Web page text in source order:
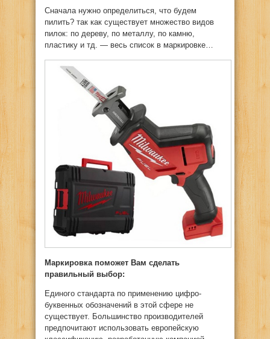
Сначала нужно определиться, что будем
пилить? так как существует множество видов
пилок: по дереву, по металлу, по камню,
пластику и тд. — весь список в маркировке…
Маркировка поможет Вам сделать
правильный выбор:
Единого стандарта по применению цифро-
буквенных обозначений в этой сфере не
существует. Большинство производителей
предпочитают использовать европейскую